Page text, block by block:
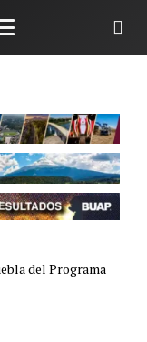
del Programa